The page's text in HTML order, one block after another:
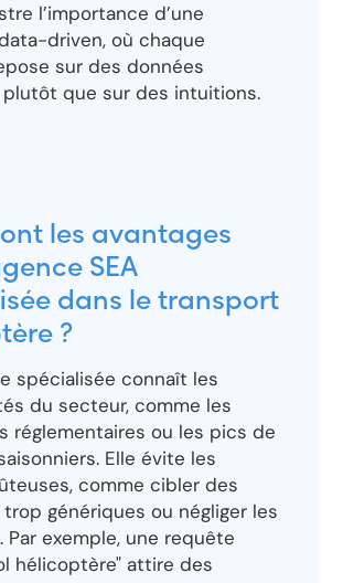
l’importance d’une
driven, où chaque
sur des données
que sur des intuitions.
les avantages
SEA
dans le transport
?
spécialisée connaît les
du secteur, comme les
réglementaires ou les pics de
Elle évite les
comme cibler des
génériques ou négliger les
Par exemple, une requête
hélicoptère" attire des